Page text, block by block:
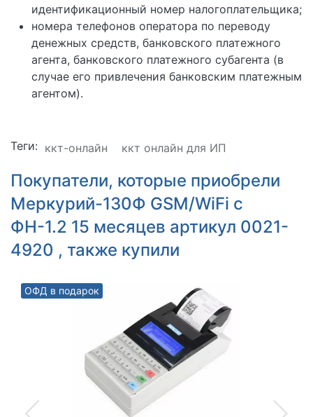
идентификационный номер налогоплательщика;
номера телефонов оператора по переводу
денежных средств, банковского платежного
агента, банковского платежного субагента (в
случае его привлечения банковским платежным
агентом).
Теги: ккт-онлайн ккт онлайн для ИП
Покупатели, которые приобрели
Меркурий-130Ф GSM/WiFi с
ФН-1.2 15 месяцев артикул 0021-
4920 , также купили
ОФД в подарок